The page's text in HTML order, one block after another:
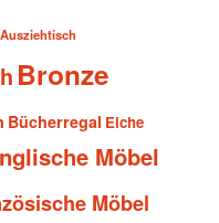
Ausziehtisch
Bronze
Bücherregal Eiche
Möbel
Möbel